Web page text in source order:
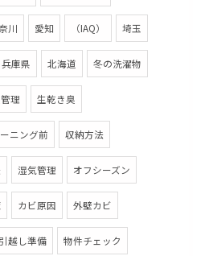
川 愛知 （IAQ） 埼玉
兵庫県 北海道 冬の洗濯物
理 生乾き臭
ニング前 収納方法
湿気管理 オフシーズン
カビ原因 外壁カビ
引越し準備 物件チェック